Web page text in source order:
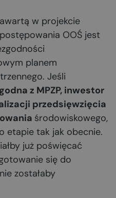
w projekcie
OOŚ jest
planem
Jeśli
z MPZP, inwestor
przedsięwzięcia
środowiskowego,
etapie tak jak obecnie.
już poświęcać
się do
zostałaby